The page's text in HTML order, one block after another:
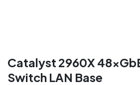
Catalyst 2960X
Switch LAN Base